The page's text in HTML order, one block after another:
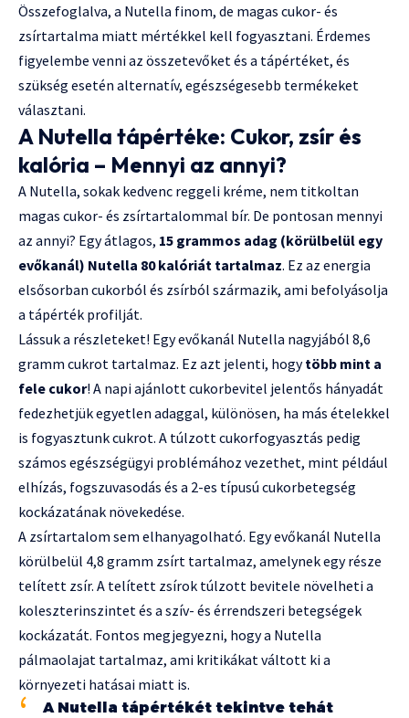
Összefoglalva, a Nutella finom, de magas cukor- és
zsírtartalma miatt mértékkel kell fogyasztani. Érdemes
figyelembe venni az összetevőket és a tápértéket, és
szükség esetén alternatív, egészségesebb termékeket
választani.
A Nutella tápértéke: Cukor, zsír és
kalória – Mennyi az annyi?
A Nutella, sokak kedvenc reggeli kréme, nem titkoltan
magas cukor- és zsírtartalommal bír. De pontosan mennyi
az annyi? Egy átlagos, 15 grammos adag (körülbelül egy
evőkanál) Nutella 80 kalóriát tartalmaz. Ez az energia
elsősorban cukorból és zsírból származik, ami befolyásolja
a tápérték profilját.
Lássuk a részleteket! Egy evőkanál Nutella nagyjából 8,6
gramm cukrot tartalmaz. Ez azt jelenti, hogytöbb mint a
fele cukor! A napi ajánlott cukorbevitel jelentős hányadát
fedezhetjük egyetlen adaggal, különösen, ha más ételekkel
is fogyasztunk cukrot. A túlzott cukorfogyasztás pedig
számos egészségügyi problémához vezethet, mint például
elhízás, fogszuvasodás és a 2-es típusú cukorbetegség
kockázatának növekedése.
A zsírtartalom sem elhanyagolható. Egy evőkanál Nutella
körülbelül 4,8 gramm zsírt tartalmaz, amelynek egy része
telített zsír. A telített zsírok túlzott bevitele növelheti a
koleszterinszintet és a szív- és érrendszeri betegségek
kockázatát. Fontos megjegyezni, hogy a Nutella
pálmaolajat tartalmaz, ami kritikákat váltott ki a
környezeti hatásai miatt is.
A Nutella tápértékét tekintve tehát